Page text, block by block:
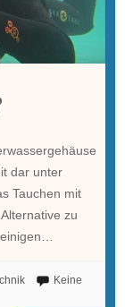
dar unter
Tauchen mit
zu
Keine